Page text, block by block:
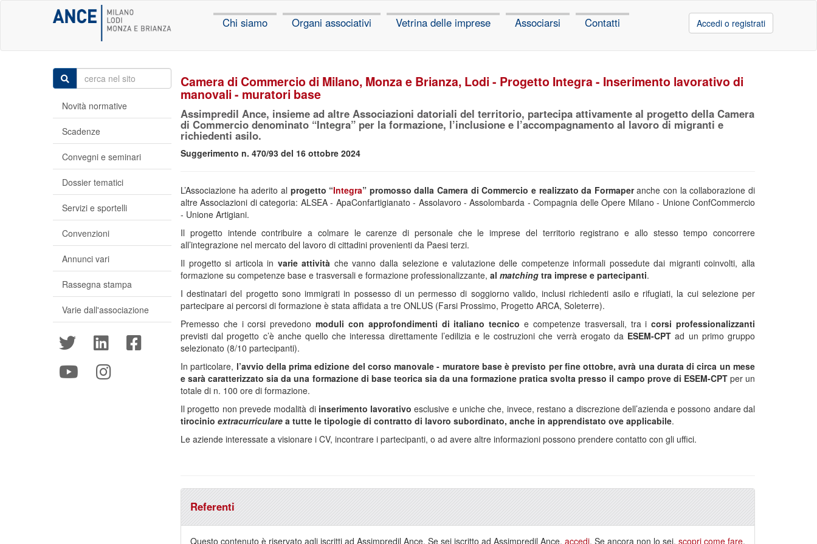
Chi siamo Organi associativi Vetrina delle imprese Associarsi Contatti Accedi o registrati
Camera di Commercio di Milano, Monza e Brianza, Lodi - Progetto Integra - Inserimento lavorativo di
manovali - muratori base
Assimpredil Ance, insieme ad altre Associazioni datoriali del territorio, partecipa attivamente al progetto della Camera
di Commercio denominato “Integra” per la formazione, l’inclusione e l’accompagnamento al lavoro di migranti e
richiedenti asilo.
Suggerimento n. 470/93 del 16 ottobre 2024
L’Associazione ha aderito al progetto “Integra” promosso dalla Camera di Commercio e realizzato da Formaperanche con la collaborazione di
altre Associazioni di categoria: ALSEA - ApaConfartigianato - Assolavoro - Assolombarda - Compagnia delle Opere Milano - Unione ConfCommercio
- Unione Artigiani.
Il progetto intende contribuire a colmare le carenze di personale che le imprese del territorio registrano e allo stesso tempo concorrere
all’integrazione nel mercato del lavoro di cittadini provenienti da Paesi terzi.
Il progetto si articola in varie attività che vanno dalla selezione e valutazione delle competenze informali possedute dai migranti coinvolti, alla
formazione su competenze base e trasversali e formazione professionalizzante, al matching tra imprese e partecipanti.
I destinatari del progetto sono immigrati in possesso di un permesso di soggiorno valido, inclusi richiedenti asilo e rifugiati, la cui selezione per
partecipare ai percorsi di formazione è stata affidata a tre ONLUS (Farsi Prossimo, Progetto ARCA, Soleterre).
Premesso che i corsi prevedonomoduli con approfondimenti di italiano tecnico e competenze trasversali, tra icorsi professionalizzanti
previsti dal progetto c’è anche quello che interessa direttamente l’edilizia e le costruzioni che verrà erogato da ESEM-CPT ad un primo gruppo
selezionato (8/10 partecipanti).
In particolare, l’avvio della prima edizione del corso manovale - muratore base è previsto per fine ottobre, avrà una durata di circa un mese
e sarà caratterizzato sia da una formazione di base teorica sia da una formazione pratica svolta presso il campo prove di ESEM-CPTper un
totale di n. 100 ore di formazione.
Il progetto non prevede modalità di inserimento lavorativo esclusive e uniche che, invece, restano a discrezione dell’azienda e possono andare dal
tirocinio extracurriculare a tutte le tipologie di contratto di lavoro subordinato, anche in apprendistato ove applicabile.
Le aziende interessate a visionare i CV, incontrare i partecipanti, o ad avere altre informazioni possono prendere contatto con gli uffici.
Referenti
Questo contenuto è riservato agli iscritti ad Assimpredil Ance. Se sei iscritto ad Assimpredil Ance, accedi. Se ancora non lo sei, scopri come fare.
Novità normative
Scadenze
Convegni e seminari
Dossier tematici
Servizi e sportelli
Convenzioni
Annunci vari
Rassegna stampa
Varie dall'associazione